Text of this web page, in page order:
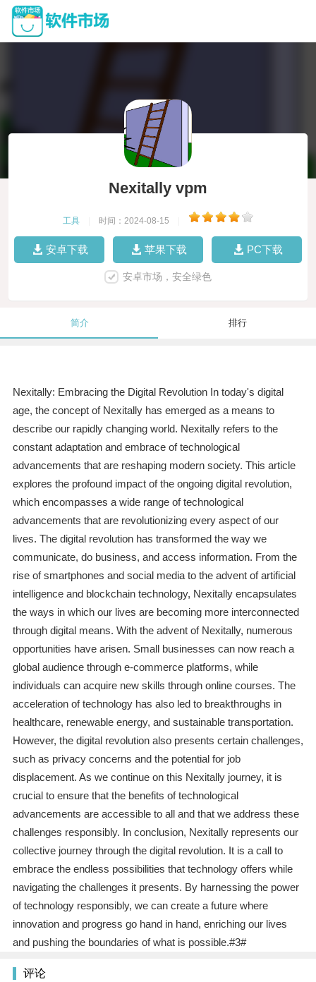
Nexitally vpm
工具 时间：2024-08-15
安卓下载 苹果下载 PC下载
安卓市场，安全绿色
简介 排行
Nexitally: Embracing the Digital Revolution In today's digital
age, the concept of Nexitally has emerged as a means to
describe our rapidly changing world. Nexitally refers to the
constant adaptation and embrace of technological
advancements that are reshaping modern society. This article
explores the profound impact of the ongoing digital revolution,
which encompasses a wide range of technological
advancements that are revolutionizing every aspect of our
lives. The digital revolution has transformed the way we
communicate, do business, and access information. From the
rise of smartphones and social media to the advent of artificial
intelligence and blockchain technology, Nexitally encapsulates
the ways in which our lives are becoming more interconnected
through digital means. With the advent of Nexitally, numerous
opportunities have arisen. Small businesses can now reach a
global audience through e-commerce platforms, while
individuals can acquire new skills through online courses. The
acceleration of technology has also led to breakthroughs in
healthcare, renewable energy, and sustainable transportation.
However, the digital revolution also presents certain challenges,
such as privacy concerns and the potential for job
displacement. As we continue on this Nexitally journey, it is
crucial to ensure that the benefits of technological
advancements are accessible to all and that we address these
challenges responsibly. In conclusion, Nexitally represents our
collective journey through the digital revolution. It is a call to
embrace the endless possibilities that technology offers while
navigating the challenges it presents. By harnessing the power
of technology responsibly, we can create a future where
innovation and progress go hand in hand, enriching our lives
and pushing the boundaries of what is possible.#3#
评论